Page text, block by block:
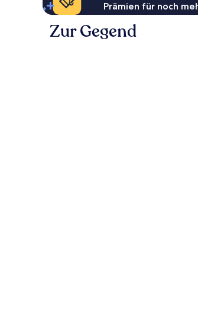
Prämien für noch
Zur Gegend